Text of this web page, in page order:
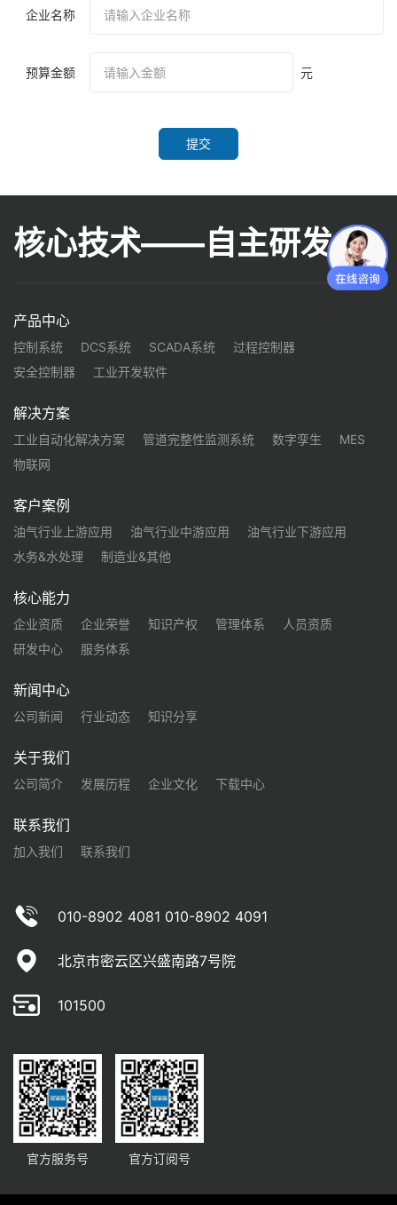
企业名称
预算金额 元
提交
核心技术——自主研发
产品中心
控制系统 DCS系统 SCADA系统
过程控制器
安全控制器
工业开发软件
解决方案
工业自动化解决方案 管道完整性监测系统 数字孪生
MES
物联网
客户案例
油气行业上游应用 油气行业中游应用
油气行业下游应用
水务&水处理
制造业&其他
核心能力
企业资质 企业荣誉 知识产权 管理体系
人员资质
研发中心
服务体系
新闻中心
公司新闻 行业动态 知识分享
关于我们
公司简介 发展历程 企业文化 下载中心
联系我们
加入我们 联系我们
010-8902 4081 010-8902 4091
北京市密云区兴盛南路7号院
101500
官方服务号 官方订阅号